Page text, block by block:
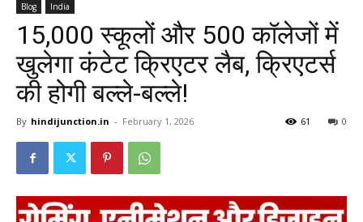
Blog India
15,000 स्कूलों और 500 कॉलेजों में
खुलेगा कंटेट क्रिएटर लैब, क्रिएटर्स
की होगी बल्ले-बल्ले!
By hindijunction.in - February 1, 2026 0
61